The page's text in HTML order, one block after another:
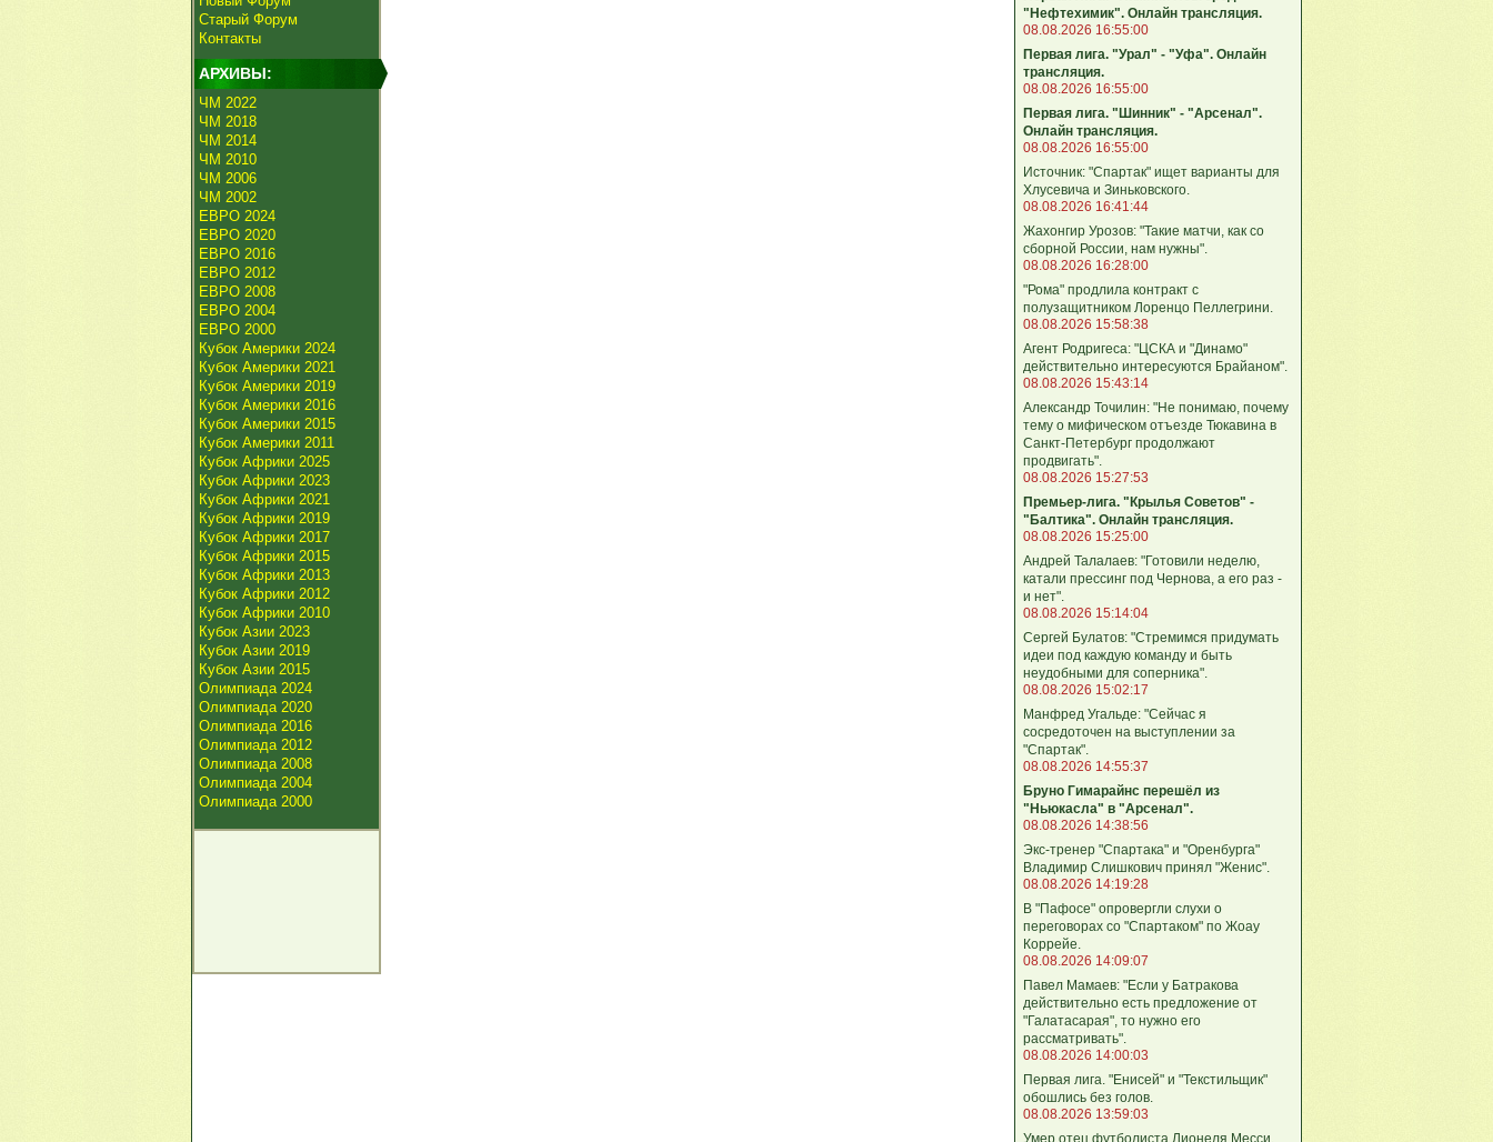
Старый Форум
Контакты
АРХИВЫ:
ЧМ 2022
ЧМ 2018
ЧМ 2014
ЧМ 2010
ЧМ 2006
ЧМ 2002
ЕВРО 2024
ЕВРО 2020
ЕВРО 2016
ЕВРО 2012
ЕВРО 2008
ЕВРО 2004
ЕВРО 2000
Кубок Америки 2024
Кубок Америки 2021
Кубок Америки 2019
Кубок Америки 2016
Кубок Америки 2015
Кубок Америки 2011
Кубок Африки 2025
Кубок Африки 2023
Кубок Африки 2021
Кубок Африки 2019
Кубок Африки 2017
Кубок Африки 2015
Кубок Африки 2013
Кубок Африки 2012
Кубок Африки 2010
Кубок Азии 2023
Кубок Азии 2019
Кубок Азии 2015
Олимпиада 2024
Олимпиада 2020
Олимпиада 2016
Олимпиада 2012
Олимпиада 2008
Олимпиада 2004
Олимпиада 2000
"Нефтехимик". Онлайн трансляция.
08.08.2026 16:55:00
Первая лига. "Урал" - "Уфа". Онлайн
трансляция.
08.08.2026 16:55:00
Первая лига. "Шинник" - "Арсенал".
Онлайн трансляция.
08.08.2026 16:55:00
Источник: "Спартак" ищет варианты для
Хлусевича и Зиньковского.
08.08.2026 16:41:44
Жахонгир Урозов: "Такие матчи, как со
сборной России, нам нужны".
08.08.2026 16:28:00
"Рома" продлила контракт с
полузащитником Лоренцо Пеллегрини.
08.08.2026 15:58:38
Агент Родригеса: "ЦСКА и "Динамо"
действительно интересуются Брайаном".
08.08.2026 15:43:14
Александр Точилин: "Не понимаю, почему
тему о мифическом отъезде Тюкавина в
Санкт-Петербург продолжают
продвигать".
08.08.2026 15:27:53
Премьер-лига. "Крылья Советов" -
"Балтика". Онлайн трансляция.
08.08.2026 15:25:00
Андрей Талалаев: "Готовили неделю,
катали прессинг под Чернова, а его раз -
и нет".
08.08.2026 15:14:04
Сергей Булатов: "Стремимся придумать
идеи под каждую команду и быть
неудобными для соперника".
08.08.2026 15:02:17
Манфред Угальде: "Сейчас я
сосредоточен на выступлении за
"Спартак".
08.08.2026 14:55:37
Бруно Гимарайнс перешёл из
"Ньюкасла" в "Арсенал".
08.08.2026 14:38:56
Экс-тренер "Спартака" и "Оренбурга"
Владимир Слишкович принял "Женис".
08.08.2026 14:19:28
В "Пафосе" опровергли слухи о
переговорах со "Спартаком" по Жоау
Коррейе.
08.08.2026 14:09:07
Павел Мамаев: "Если у Батракова
действительно есть предложение от
"Галатасарая", то нужно его
рассматривать".
08.08.2026 14:00:03
Первая лига. "Енисей" и "Текстильщик"
обошлись без голов.
08.08.2026 13:59:03
Умер отец футболиста Лионеля Месси.